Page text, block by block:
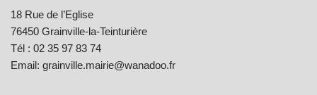
18 Rue de l’Eglise
76450 Grainville-la-Teinturière
Tél : 02 35 97 83 74
Email: grainville.mairie@wanadoo.fr